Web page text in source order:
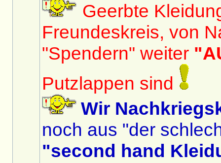
Geerbte
Freundeskreis, von
"Spendern" weiter
Putzlappen sind
Wir
noch aus "der
"second hand